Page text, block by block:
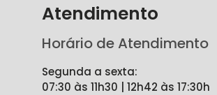
Atendimento
Horário de Atendimento
Segunda a sexta:
07:30 às 11h30 | 12h42 às 17:30h